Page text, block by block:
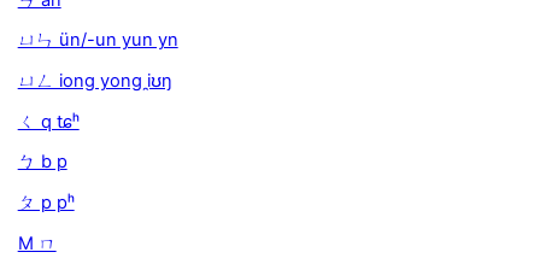
ㄩㄣ ün/-un yun yn
ㄩㄥ iong yong i̯ʊŋ
ㄑ q tɕʰ
ㄅ b p
ㄆ p pʰ
M ㄇ